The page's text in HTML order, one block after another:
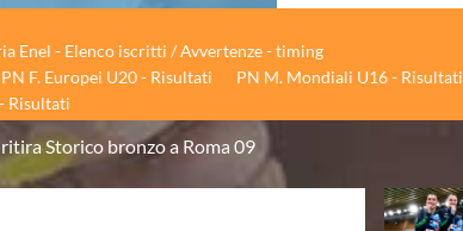
Enel - Elenco iscritti / Avvertenze - timing
PN F. Europei U20 - Risultati
PN M. Mondiali U16 - Risultati
Risultati
Storico bronzo a Roma 09